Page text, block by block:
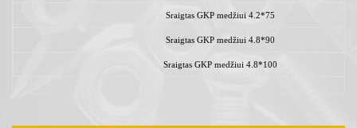
Sraigtas GKP medžiui 4.2*75
Sraigtas GKP medžiui 4.8*90
Sraigtas GKP medžiui 4.8*100